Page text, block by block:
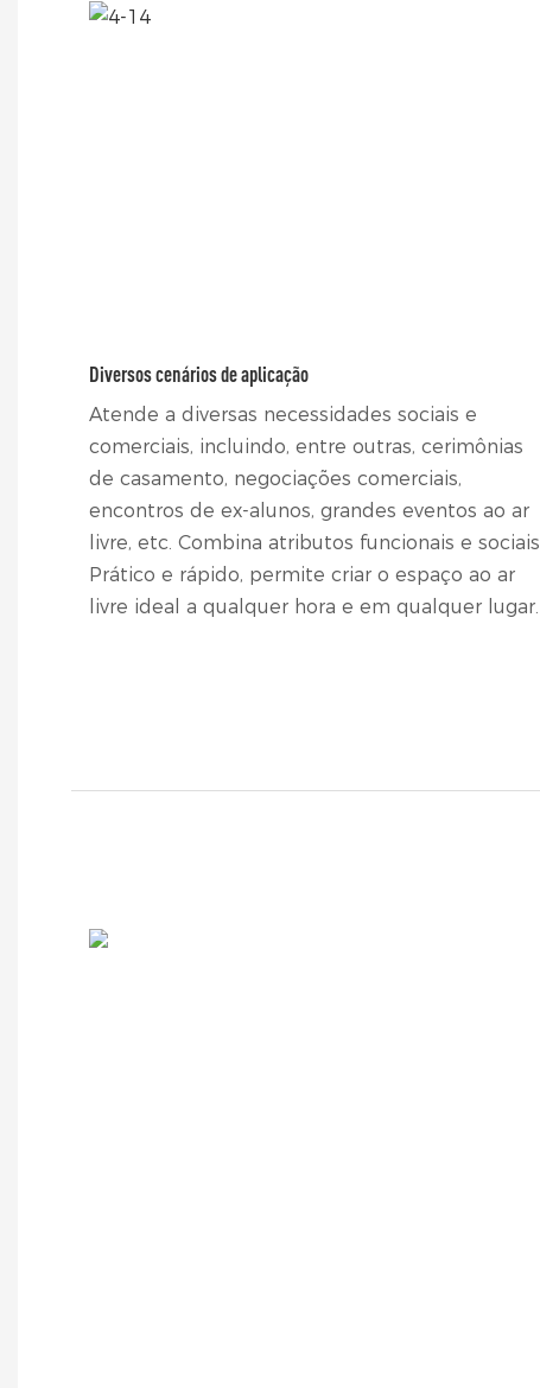
Diversos cenários de aplicação
Atende a diversas necessidades sociais e
comerciais, incluindo, entre outras, cerimônias
de casamento, negociações comerciais,
encontros de ex-alunos, grandes eventos ao ar
livre, etc. Combina atributos funcionais e sociais.
Prático e rápido, permite criar o espaço ao ar
livre ideal a qualquer hora e em qualquer lugar.